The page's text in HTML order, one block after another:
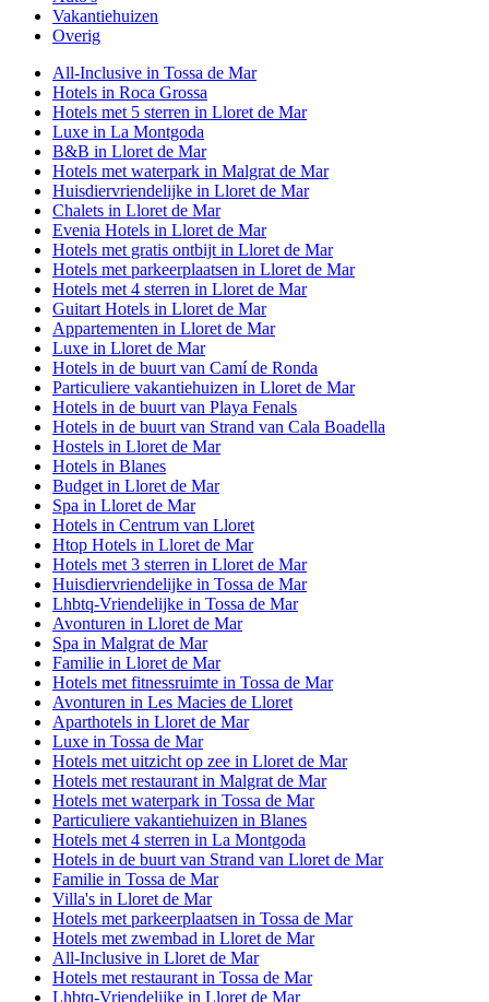
Vakantiehuizen
Overig
All-Inclusive in Tossa de Mar
Hotels in Roca Grossa
Hotels met 5 sterren in Lloret de Mar
Luxe in La Montgoda
B&B in Lloret de Mar
Hotels met waterpark in Malgrat de Mar
Huisdiervriendelijke in Lloret de Mar
Chalets in Lloret de Mar
Evenia Hotels in Lloret de Mar
Hotels met gratis ontbijt in Lloret de Mar
Hotels met parkeerplaatsen in Lloret de Mar
Hotels met 4 sterren in Lloret de Mar
Guitart Hotels in Lloret de Mar
Appartementen in Lloret de Mar
Luxe in Lloret de Mar
Hotels in de buurt van Camí de Ronda
Particuliere vakantiehuizen in Lloret de Mar
Hotels in de buurt van Playa Fenals
Hotels in de buurt van Strand van Cala Boadella
Hostels in Lloret de Mar
Hotels in Blanes
Budget in Lloret de Mar
Spa in Lloret de Mar
Hotels in Centrum van Lloret
Htop Hotels in Lloret de Mar
Hotels met 3 sterren in Lloret de Mar
Huisdiervriendelijke in Tossa de Mar
Lhbtq-Vriendelijke in Tossa de Mar
Avonturen in Lloret de Mar
Spa in Malgrat de Mar
Familie in Lloret de Mar
Hotels met fitnessruimte in Tossa de Mar
Avonturen in Les Macies de Lloret
Aparthotels in Lloret de Mar
Luxe in Tossa de Mar
Hotels met uitzicht op zee in Lloret de Mar
Hotels met restaurant in Malgrat de Mar
Hotels met waterpark in Tossa de Mar
Particuliere vakantiehuizen in Blanes
Hotels met 4 sterren in La Montgoda
Hotels in de buurt van Strand van Lloret de Mar
Familie in Tossa de Mar
Villa's in Lloret de Mar
Hotels met parkeerplaatsen in Tossa de Mar
Hotels met zwembad in Lloret de Mar
All-Inclusive in Lloret de Mar
Hotels met restaurant in Tossa de Mar
Lhbtq-Vriendelijke in Lloret de Mar